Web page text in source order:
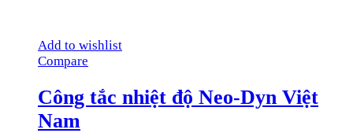
Add to wishlist
Compare
Công tắc nhiệt độ Neo-Dyn Việt
Nam